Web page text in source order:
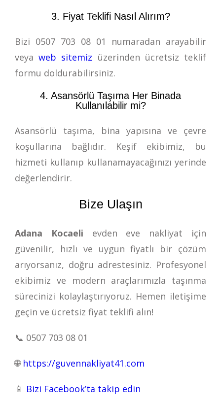
3. Fiyat Teklifi Nasıl Alırım?
Bizi 0507 703 08 01
numaradan arayabilir
veyaweb sitemiz üzerinden ücretsiz teklif
formu doldurabilirsiniz.
4. Asansörlü Taşıma Her Binada
Kullanılabilir mi?
Asansörlü taşıma, bina yapısına ve çevre
koşullarına bağlıdır. Keşif ekibimiz, bu
hizmeti kullanıp kullanamayacağınızı yerinde
değerlendirir.
Bize Ulaşın
Adana Kocaeli evden eve nakliyat için
güvenilir, hızlı ve uygun fiyatlı bir çözüm
arıyorsanız, doğru adrestesiniz. Profesyonel
ekibimiz ve modern araçlarımızla taşınma
sürecinizi kolaylaştırıyoruz. Hemen iletişime
geçin ve ücretsiz fiyat teklifi alın!
📞 0507 703 08 01
🌐 https://guvennakliyat41.com
📱 Bizi Facebook’ta takip edin